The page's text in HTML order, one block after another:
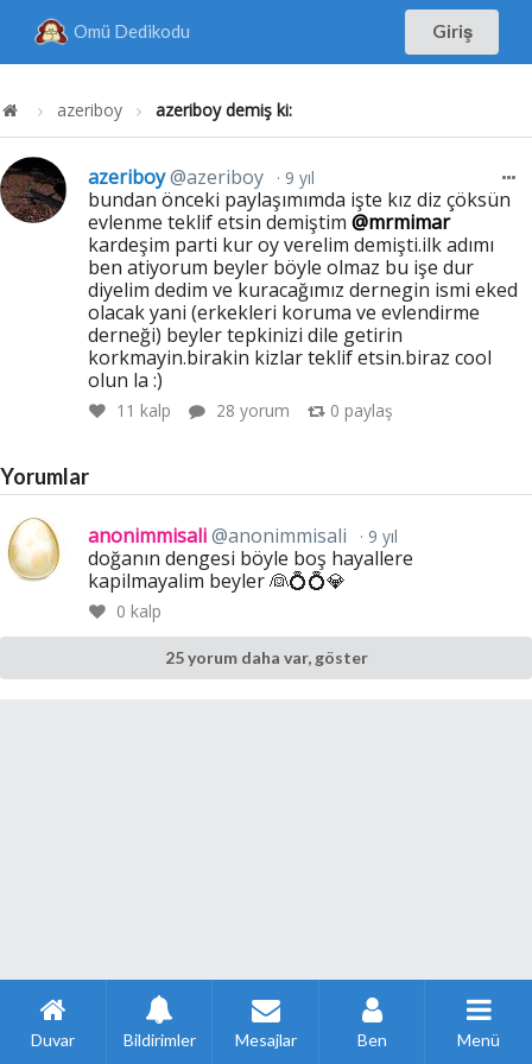
Omü Dedikodu Giriş
azeriboy azeriboy demiş ki:
azeriboy@azeriboy 9 yıl
bundan önceki paylaşımımda işte kız diz çöksün
evlenme teklif etsin demiştim@mrmimar
kardeşim parti kur oy verelim demişti.ilk adımı
ben atiyorum beyler böyle olmaz bu işe dur
diyelim dedim ve kuracağımız dernegin ismi eked
olacak yani (erkekleri koruma ve evlendirme
derneği) beyler tepkinizi dile getirin
korkmayin.birakin kizlar teklif etsin.biraz cool
olun la :)
11 kalp 28 yorum 0 paylaş
Yorumlar
anonimmisali@anonimmisali 9 yıl
doğanın dengesi böyle boş hayallere
kapilmayalim beyler 👰💍💍💎
0 kalp
25 yorum daha var, göster
Duvar Bildirimler Mesajlar Ben Menü